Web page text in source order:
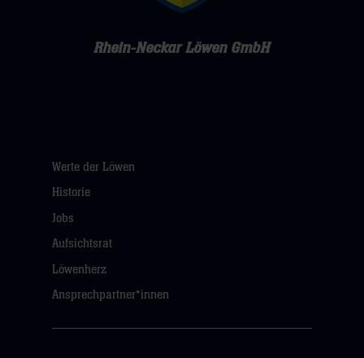
Rhein-Neckar Löwen GmbH
Werte der Löwen
Historie
Jobs
Aufsichtsrat
Löwenherz
Ansprechpartner*innen